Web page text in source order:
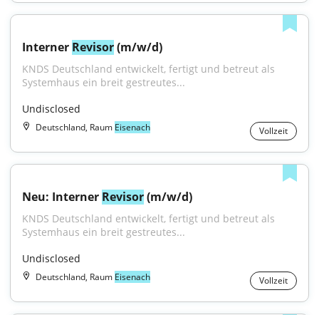
Interner Revisor (m/w/d)
KNDS Deutschland entwickelt, fertigt und betreut als
Systemhaus ein breit gestreutes...
Undisclosed
Deutschland, Raum Eisenach Vollzeit
Neu: Interner Revisor (m/w/d)
KNDS Deutschland entwickelt, fertigt und betreut als
Systemhaus ein breit gestreutes...
Undisclosed
Deutschland, Raum Eisenach Vollzeit